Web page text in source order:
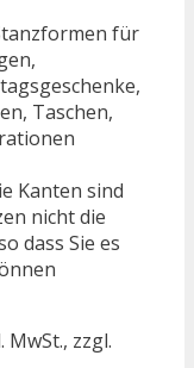
für
Taschen,
Kanten sind
nicht die
dass Sie es
MwSt., zzgl.